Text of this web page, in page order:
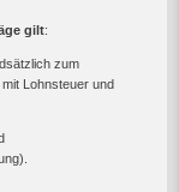
gilt:
zum
Lohnsteuer und